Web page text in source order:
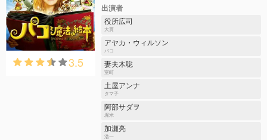
3.5
出演者
役所広司
大貫
アヤカ・ウィルソン
パコ
妻夫木聡
室町
土屋アンナ
タマ子
阿部サダヲ
堀米
加瀬亮
浩一